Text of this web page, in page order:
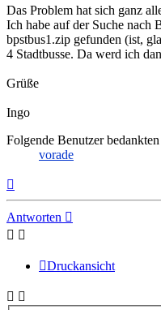
Das Problem hat sich ganz
Ich habe auf der Suche nach
bpstbus1.zip gefunden (ist,
4 Stadtbusse. Da werd ich
Grüße
Ingo
Folgende Benutzer
vorade
oben
Antworten
Druckansicht